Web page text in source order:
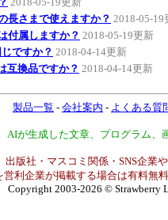
長さまで使えますか？ 2018-05-19
付属しますか？ 2018-05-19更新
ですか？ 2018-04-14更新
互換品ですか？ 2018-04-14更新
製品一覧 - 会社案内 - よくある質
AIが生成した文章、プログラム
出版社・マスコミ関係・SNS企業
営利企業が掲載する場合は有料無
Copyright 2003-2026 © Strawberry